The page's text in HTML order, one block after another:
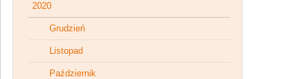
2020
Grudzień
Listopad
Październik